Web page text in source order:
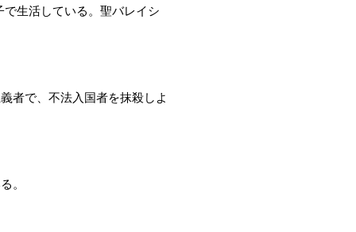
生活している。聖バレイシ
者で、不法入国者を抹殺しよ
。